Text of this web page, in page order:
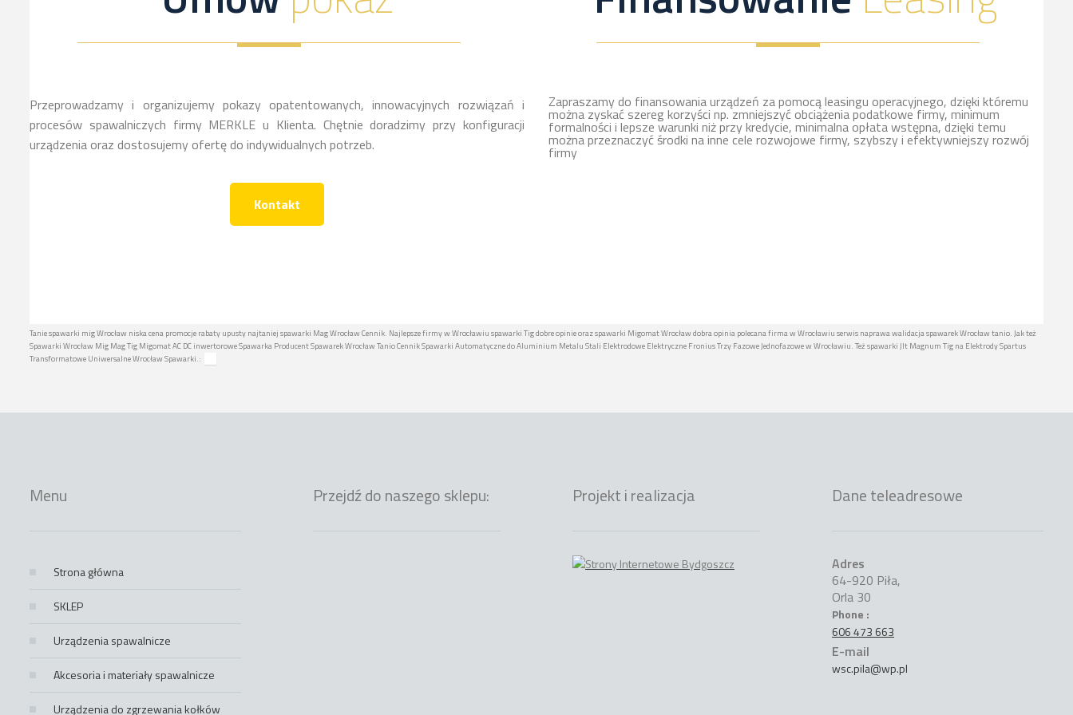
Przeprowadzamy i organizujemy pokazy opatentowanych, innowacyjnych rozwiązań i
procesów spawalniczych firmy MERKLE u Klienta. Chętnie doradzimy przy konfiguracji
urządzenia oraz dostosujemy ofertę do indywidualnych potrzeb.
Kontakt
Zapraszamy do finansowania urządzeń za pomocą leasingu operacyjnego, dzięki któremu
można zyskać szereg korzyści np. zmniejszyć obciążenia podatkowe firmy, minimum
formalności i lepsze warunki niż przy kredycie, minimalna opłata wstępna, dzięki temu
można przeznaczyć środki na inne cele rozwojowe firmy, szybszy i efektywniejszy rozwój
firmy
Tanie spawarki mig Wrocław niska cena promocje rabaty upusty najtaniej spawarki Mag Wrocław Cennik. Najlepsze firmy w Wrocławiu spawarki Tig dobre opinie oraz spawarki Migomat Wrocław dobra opinia polecana firma w Wrocławiu serwis naprawa walidacja spawarek Wrocław tanio. Jak też
Spawarki Wrocław Mig Mag Tig Migomat AC DC inwertorowe Spawarka Producent Spawarek Wrocław Tanio Cennik Spawarki Automatyczne do Aluminium Metalu Stali Elektrodowe Elektryczne Fronius Trzy Fazowe Jednofazowe w Wrocławiu. Też spawarki Jlt Magnum Tig na Elektrody Spartus
Transformatowe Uniwersalne Wrocław Spawarki.:
Menu
Strona główna
SKLEP
Urządzenia spawalnicze
Akcesoria i materiały spawalnicze
Urządzenia do zgrzewania kołków
Przejdź do naszego sklepu: Projekt i realizacja Dane teleadresowe
Adres
64-920 Piła,
Orla 30
Phone :
606 473 663
E-mail
wsc.pila@wp.pl